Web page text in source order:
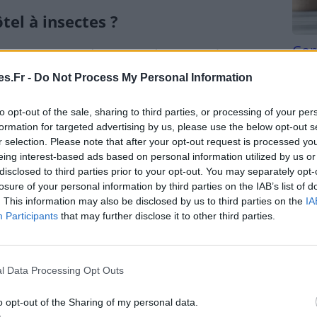
- Do Not Process My Personal Information
opt-out of the sale, sharing to third parties, or processing of your
for targeted advertising by us, please use the below opt-out
selection. Please note that after your opt-out request is processed
interest-based ads based on personal information utilized by us
to third parties prior to your opt-out. You may separately
of your personal information by third parties on the IAB’s list of
This information may also be disclosed by us to third parties on the
Participants that may further disclose it to other third parties.
Data Processing Opt Outs
opt-out of the Sharing of my personal data.
à insectes ?
conçu pour héberger différentes espèces
objectif est de compenser la raréfaction des
pierres, etc.) due à l’urbanisation et à l’entretien
hôtel à insectes, vous encouragez la présence
pollinisation et la lutte contre les parasites.
bourdons et syrphes participent à la
la production de fruits et légumes.
chrysopes, perce-oreilles et autres insectes
limitant le recours aux pesticides.
:
le sol en humus.
ont aussi une dimension pédagogique. Ils
et de sensibiliser toute la famille à la nécessité
Tri
du